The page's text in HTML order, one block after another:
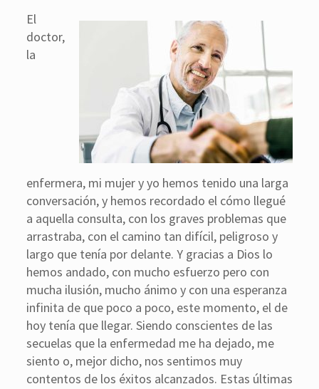
El
doctor,
la
enfermera, mi mujer y yo hemos tenido una larga
conversación, y hemos recordado el cómo llegué
a aquella consulta, con los graves problemas que
arrastraba, con el camino tan difícil, peligroso y
largo que tenía por delante. Y gracias a Dios lo
hemos andado, con mucho esfuerzo pero con
mucha ilusión, mucho ánimo y con una esperanza
infinita de que poco a poco, este momento, el de
hoy tenía que llegar. Siendo conscientes de las
secuelas que la enfermedad me ha dejado, me
siento o, mejor dicho, nos sentimos muy
contentos de los éxitos alcanzados. Estas últimas